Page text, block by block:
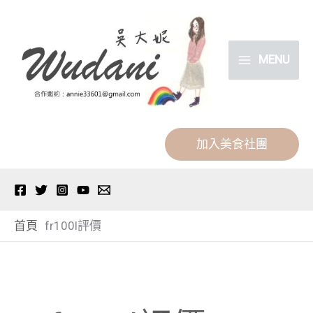
MENU
加入美食社團
首頁 fr100l評價